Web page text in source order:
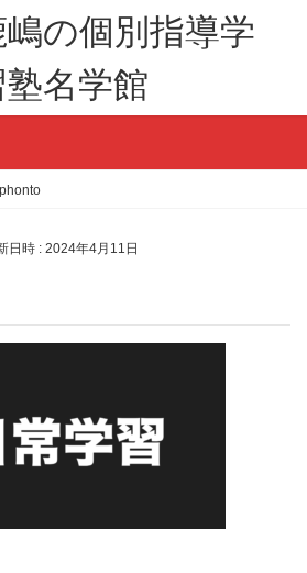
の個別指導学
塾名学館
phonto
日時 : 2024年4月11日